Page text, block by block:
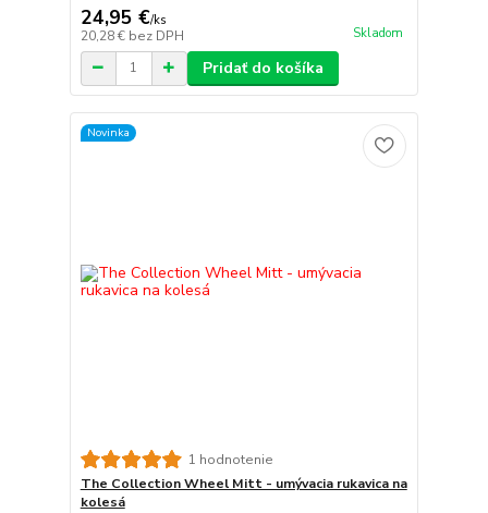
24,95 €/ks
20,28 € bez DPH Skladom
Pridať do košíka
Novinka
1 hodnotenie
The Collection Wheel Mitt - umývacia rukavica na
kolesá